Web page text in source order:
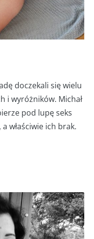
doczekali się wielu
i wyróżników. Michał
pod lupę seks
właściwie ich brak.